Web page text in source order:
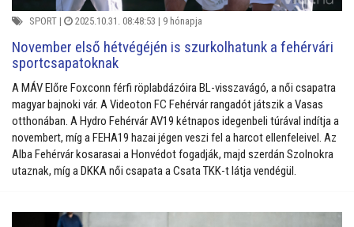
SPORT | 2025.10.31. 08:48:53 | 9 hónapja
November első hétvégéjén is szurkolhatunk a fehérvári
sportcsapatoknak
A MÁV Előre Foxconn férfi röplabdázóira BL-visszavágó, a női csapatra
magyar bajnoki vár. A Videoton FC Fehérvár rangadót játszik a Vasas
otthonában. A Hydro Fehérvár AV19 kétnapos idegenbeli túrával indítja a
novembert, míg a FEHA19 hazai jégen veszi fel a harcot ellenfeleivel. Az
Alba Fehérvár kosarasai a Honvédot fogadják, majd szerdán Szolnokra
utaznak, míg a DKKA női csapata a Csata TKK-t látja vendégül.